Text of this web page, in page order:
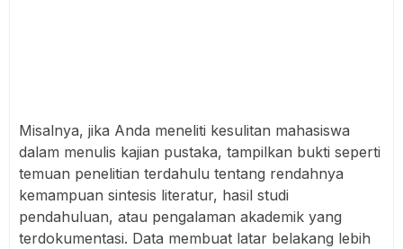
Misalnya, jika Anda meneliti kesulitan mahasiswa
dalam menulis kajian pustaka, tampilkan bukti seperti
temuan penelitian terdahulu tentang rendahnya
kemampuan sintesis literatur, hasil studi
pendahuluan, atau pengalaman akademik yang
terdokumentasi. Data membuat latar belakang lebih